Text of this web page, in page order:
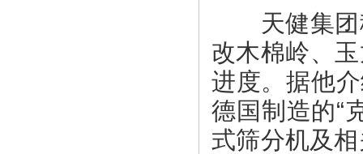
天健集团
改木棉岭、
进度。据他
德国制造的“
式筛分机及